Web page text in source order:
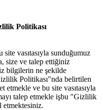
Politikası
vasıtasıyla sunduğumuz
size ve talep ettiğiniz
bilgilerin ne şekilde
Politikası"nda belirtilen
ve bu site vasıtasıyla
talep etmekle işbu "Gizlilik
etmektesiniz.